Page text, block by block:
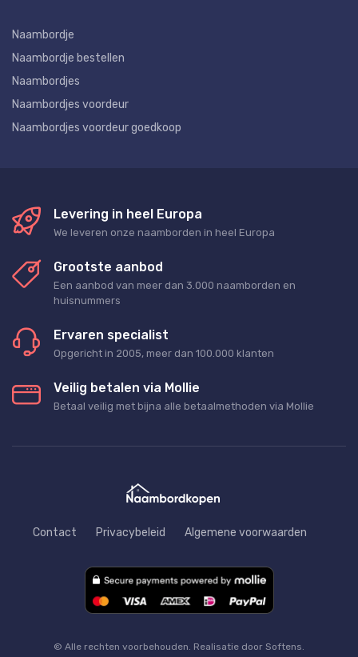
Naambordje
Naambordje bestellen
Naambordjes
Naambordjes voordeur
Naambordjes voordeur goedkoop
Levering in heel Europa
We leveren onze naamborden in heel Europa
Grootste aanbod
Een aanbod van meer dan 3.000 naamborden en
huisnummers
Ervaren specialist
Opgericht in 2005, meer dan 100.000 klanten
Veilig betalen via Mollie
Betaal veilig met bijna alle betaalmethoden via Mollie
Contact Privacybeleid Algemene voorwaarden
© Alle rechten voorbehouden. Realisatie door Softens.